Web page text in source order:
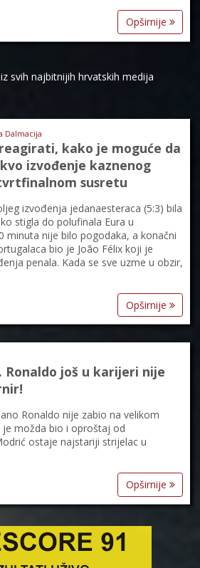
Opširnije
svih najbitnijih hrvatskih medija
Dalmacija
kako je moguće da
izvođenje kaznenog
susretu
izvođenja jedanaesteraca (5:3) bila
stigla do polufinala Eura u
minuta nije bilo pogodaka, a konačni
bio je João Félix​ koji je
penala. Kada se sve uzme u obzir,
Opširnije
Ronaldo još u karijeri nije
Ronaldo nije zabio na velikom
možda bio i oproštaj od
ostaje najstariji strijelac u
Opširnije